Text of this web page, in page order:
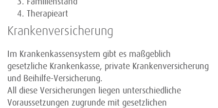
Therapieart
Krankenversicherung
Im Krankenkassensystem gibt es maßgeblich
gesetzliche Krankenkasse, private Krankenversicherung
und Beihilfe-Versicherung.
All diese Versicherungen liegen unterschiedliche
Voraussetzungen zugrunde mit gesetzlichen